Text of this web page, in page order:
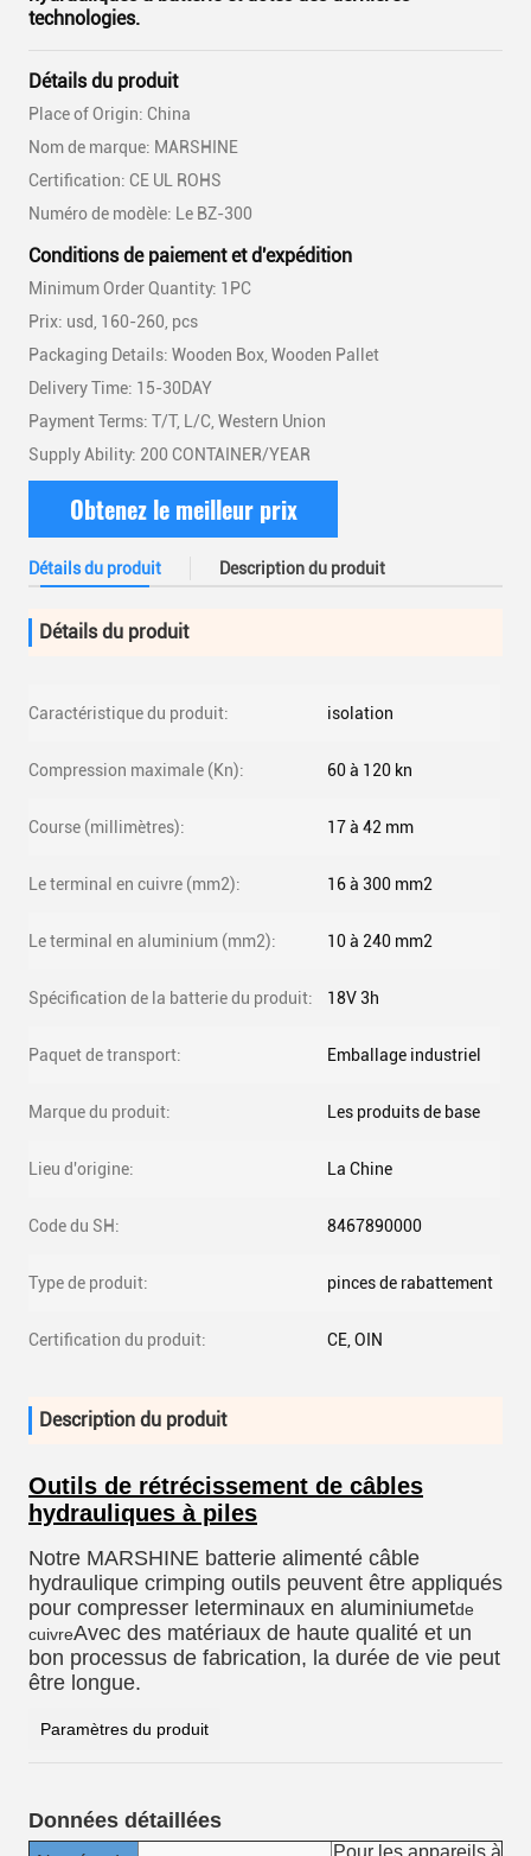
technologies.
Détails du produit
Place of Origin: China
Nom de marque: MARSHINE
Certification: CE UL ROHS
Numéro de modèle: Le BZ-300
Conditions de paiement et d'expédition
Minimum Order Quantity: 1PC
Prix: usd, 160-260, pcs
Packaging Details: Wooden Box, Wooden Pallet
Delivery Time: 15-30DAY
Payment Terms: T/T, L/C, Western Union
Supply Ability: 200 CONTAINER/YEAR
Obtenez le meilleur prix
Détails du produit Description du produit
Détails du produit
Caractéristique du produit: isolation
Compression maximale (Kn): 60 à 120 kn
Course (millimètres): 17 à 42 mm
Le terminal en cuivre (mm2): 16 à 300 mm2
Le terminal en aluminium (mm2): 10 à 240 mm2
Spécification de la batterie du produit: 18V 3h
Paquet de transport: Emballage industriel
Marque du produit: Les produits de base
Lieu d'origine: La Chine
Code du SH: 8467890000
Type de produit: pinces de rabattement
Certification du produit: CE, OIN
Description du produit
Outils de rétrécissement de câbles
hydrauliques à piles
Notre MARSHINE batterie alimenté câble
hydraulique crimping outils peuvent être appliqués
pour compresser leterminaux en aluminiumetde
cuivreAvec des matériaux de haute qualité et un
bon processus de fabrication, la durée de vie peut
être longue.
Paramètres du produit
Données détaillées
Pour les appareils à